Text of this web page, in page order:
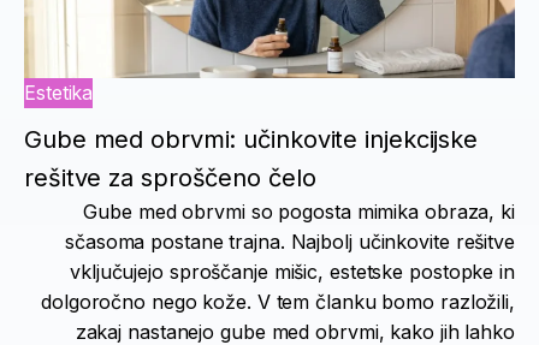
Estetika
Gube med obrvmi: učinkovite injekcijske
rešitve za sproščeno čelo
Gube med obrvmi so pogosta mimika obraza, ki
sčasoma postane trajna. Najbolj učinkovite rešitve
vključujejo sproščanje mišic, estetske postopke in
dolgoročno nego kože. V tem članku bomo razložili,
zakaj nastanejo gube med obrvmi, kako jih lahko